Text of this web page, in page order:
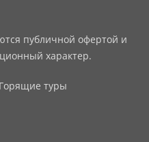
публичной офертой и
характер.
Горящие туры